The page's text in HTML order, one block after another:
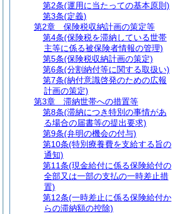
第2条(運用に当たっての基本原則)
第3条(定義)
第2章
保険税収納計画の策定等
第4条(保険税を滞納している世帯
主等に係る被保険者情報の管理)
第5条(保険税収納計画の策定)
第6条(分割納付等に関する取扱い)
第7条(納付意識啓発のための広報
計画の策定)
第3章
滞納世帯への措置等
第8条(滞納につき特別の事情があ
る場合の届書等の提出要求)
第9条(弁明の機会の付与)
第10条(特別療養費を支給する旨の
通知)
第11条(現金給付に係る保険給付の
全部又は一部の支払の一時差止措
置)
第12条(一時差止に係る保険給付か
らの滞納額の控除)